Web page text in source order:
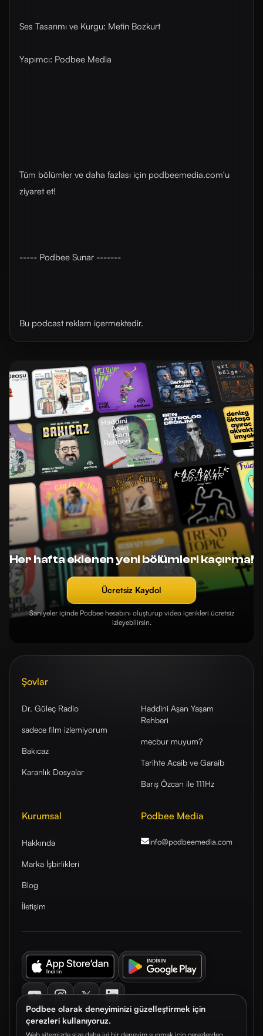
Podbee olarak deneyiminizi güzelleştirmek için
çerezleri kullanıyoruz.
Ses Tasarımı ve Kurgu: Metin Bozkurt
Yapımcı: Podbee Media
Tüm bölümler ve daha fazlası için ⁠⁠podbeemedia.com⁠⁠'u
ziyaret et!
----- Podbee Sunar -------
Bu podcast reklam içermektedir.
Her hafta eklenen yeni bölümleri kaçırma!
Ücretsiz Kaydol
Saniyeler içinde Podbee hesabını oluşturup video içerikleri ücretsiz
izleyebilirsin.
Şovlar
Dr. Güleç Radio
sadece film izlemiyorum
Bakıcaz
Karanlık Dosyalar
Haddini Aşan Yaşam
Rehberi
mecbur muyum?
Tarihte Acaib ve Garaib
Barış Özcan ile 111Hz
Kurumsal
Hakkında
Marka İşbirlikleri
Blog
İletişim
Podbee Media
info@podbeemedia.com